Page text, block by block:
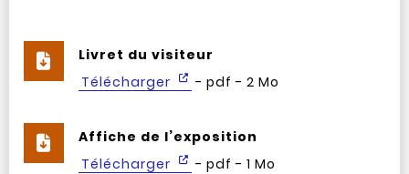
Livret du visiteur
Télécharger
- pdf - 2 Mo
Affiche de l’exposition
Télécharger
- pdf - 1 Mo